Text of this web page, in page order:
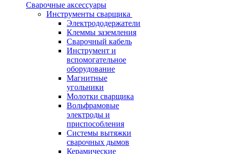
Сварочные аксессуары
Инструменты сварщика
Электрододержатели
Клеммы заземления
Сварочный кабель
Инструмент и
вспомогательное
оборудование
Магнитные
угольники
Молотки сварщика
Вольфрамовые
электроды и
приспособления
Системы вытяжки
сварочных дымов
Керамические